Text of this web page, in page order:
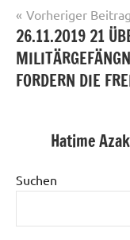
Vorheriger Beitrag
26.11.2019 21
FORDERN DIE
Hatime
Suchen